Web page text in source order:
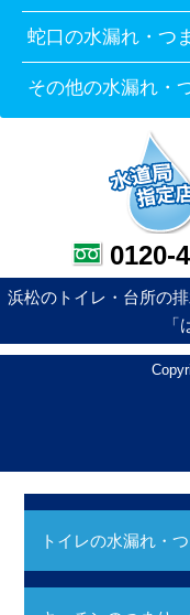
蛇口の水漏れ・つ
その他の水漏れ・
0120-
浜松のトイレ・台所の
トイレの水漏れ・